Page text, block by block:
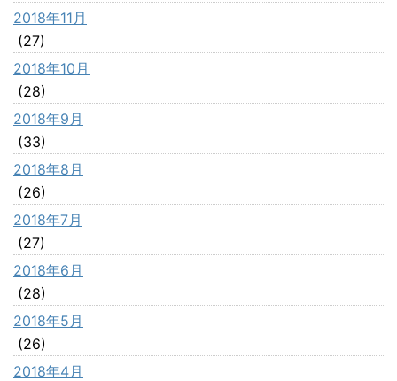
2018年11月
(27)
2018年10月
(28)
2018年9月
(33)
2018年8月
(26)
2018年7月
(27)
2018年6月
(28)
2018年5月
(26)
2018年4月